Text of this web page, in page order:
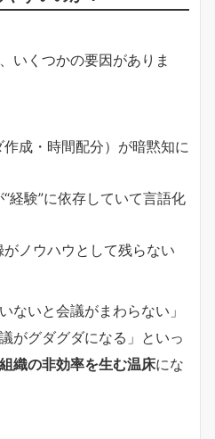
いくつかの要因がありま
成・時間配分）が暗黙知に
経験”に依存していて言語化
ノウハウとして残らない
ないと会議がまわらない」
がグダグダになる」といっ
織の非効率を生む温床にな